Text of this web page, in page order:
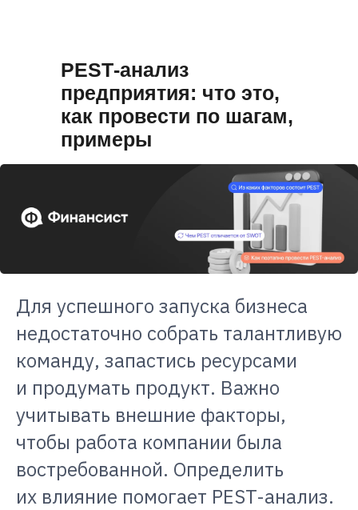
PEST‑анализ
предприятия: что это,
как провести по шагам,
примеры
Для успешного запуска бизнеса
недостаточно собрать талантливую
команду, запастись ресурсами
и продумать продукт. Важно
учитывать внешние факторы,
чтобы работа компании была
востребованной. Определить
их влияние помогает PEST-анализ.